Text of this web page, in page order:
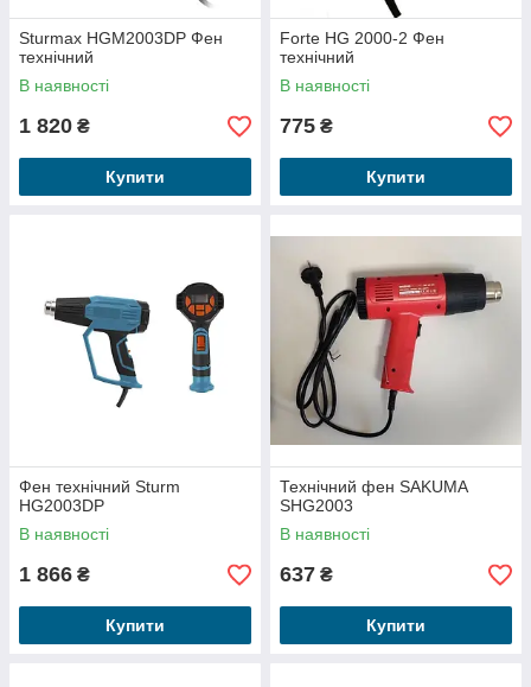
Sturmax HGM2003DP Фен
технічний
В наявності
1 820 ₴
Купити
Forte HG 2000-2 Фен
технічний
В наявності
775 ₴
Купити
Фен технічний Sturm
HG2003DP
В наявності
1 866 ₴
Купити
Технічний фен SAKUMA
SHG2003
В наявності
637 ₴
Купити